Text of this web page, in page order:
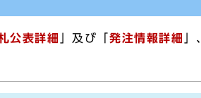
公表詳細 」及び「発注情報詳細 」